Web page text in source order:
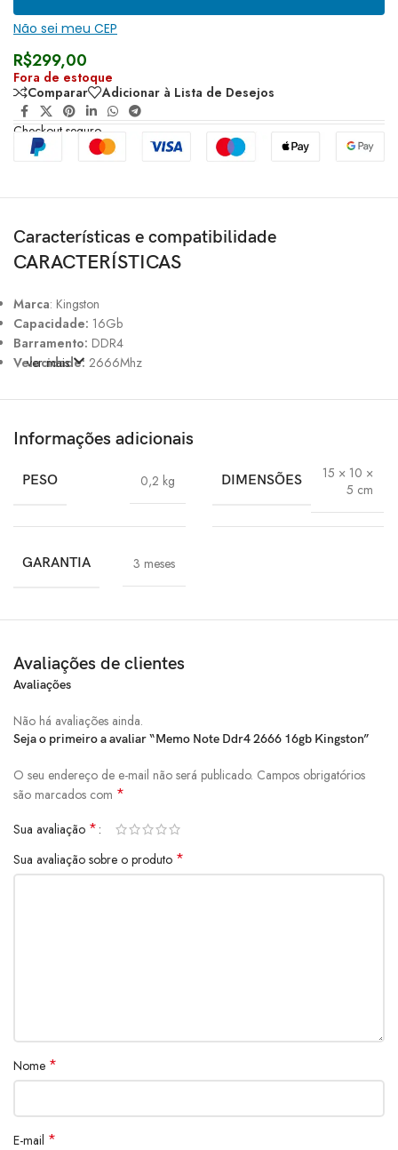
Não sei meu CEP
R$299,00
Fora de estoque
Comparar
Adicionar à Lista de Desejos
Checkout seguro
Características e compatibilidade
CARACTERÍSTICAS
Marca: Kingston
Capacidade: 16Gb
Barramento: DDR4
Velocidade: 2666Mhz
ver mais
Informações adicionais
PESO 0,2 kg DIMENSÕES
15 × 10 ×
5 cm
GARANTIA 3 meses
Avaliações de clientes
Avaliações
Não há avaliações ainda.
Seja o primeiro a avaliar “Memo Note Ddr4 2666 16gb Kingston”
O seu endereço de e-mail não será publicado. Campos obrigatórios
são marcados com *
Sua avaliação *
Sua avaliação sobre o produto *
Nome *
E-mail *